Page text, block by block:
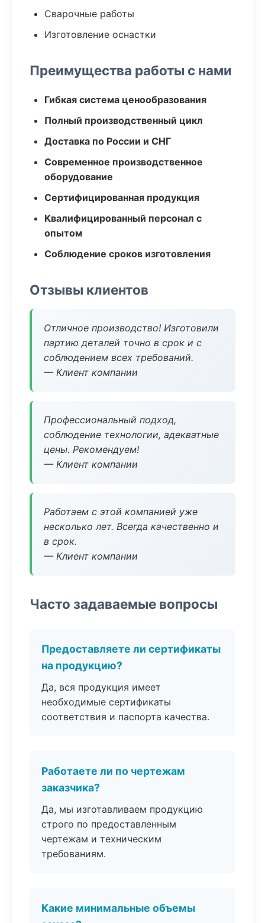
Сварочные работы
Изготовление оснастки
Преимущества работы с нами
Гибкая система ценообразования
Полный производственный цикл
Доставка по России и СНГ
Современное производственное
оборудование
Сертифицированная продукция
Квалифицированный персонал с
опытом
Соблюдение сроков изготовления
Отзывы клиентов
Отличное производство! Изготовили
партию деталей точно в срок и с
соблюдением всех требований.
— Клиент компании
Профессиональный подход,
соблюдение технологии, адекватные
цены. Рекомендуем!
— Клиент компании
Работаем с этой компанией уже
несколько лет. Всегда качественно и
в срок.
— Клиент компании
Часто задаваемые вопросы
Предоставляете ли сертификаты
на продукцию?
Да, вся продукция имеет
необходимые сертификаты
соответствия и паспорта качества.
Работаете ли по чертежам
заказчика?
Да, мы изготавливаем продукцию
строго по предоставленным
чертежам и техническим
требованиям.
Какие минимальные объемы